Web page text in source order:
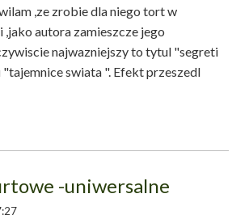
,ze zrobie dla niego tort w
autora zamieszcze jego
najwazniejszy to tytul "segreti
swiata ". Efekt przeszedl
-uniwersalne